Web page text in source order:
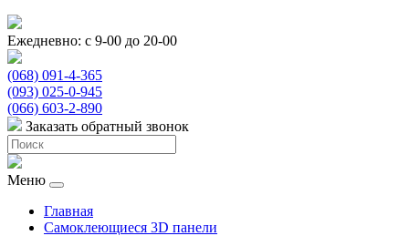
Ежедневно: с 9-00 до 20-00
(068) 091-4-365
(093) 025-0-945
(066) 603-2-890
Заказать обратный звонок
Меню
Главная
Самоклеющиеся 3D панели